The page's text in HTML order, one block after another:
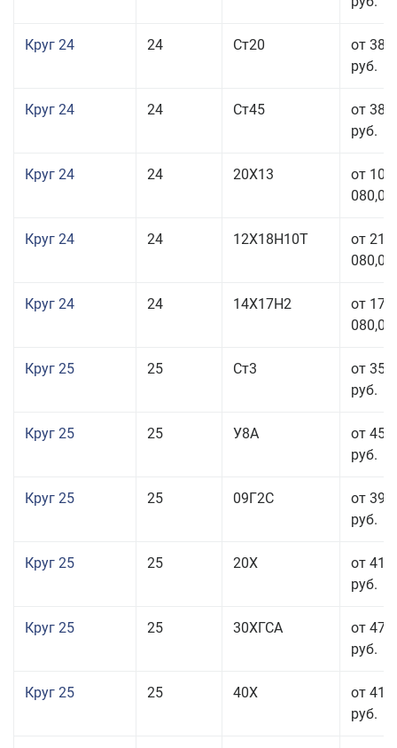
Круг 24 24 Ст20
от 38
руб.
Круг 24 24 Ст45
от 38
руб.
Круг 24 24 20Х13
от 103
080,00
Круг 24 24 12Х18Н10Т
от 211
080,00
Круг 24 24 14Х17Н2
от 178
080,00
Круг 25 25 Ст3
от 35
руб.
Круг 25 25 У8А
от 45
руб.
Круг 25 25 09Г2С
от 39
руб.
Круг 25 25 20Х
от 41
руб.
Круг 25 25 30ХГСА
от 47
руб.
Круг 25 25 40Х
от 41
руб.